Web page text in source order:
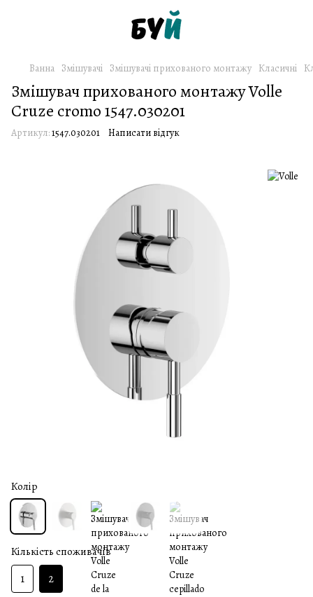
Ванна Змішувачі Змішувачі прихованого монтажу Класичні
Змішувач прихованого монтажу Volle
Cruze cromo 1547.030201
Артикул:1547.030201 Написати відгук
Колір
Кількість споживачів
1 2